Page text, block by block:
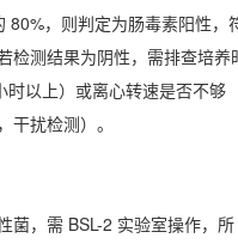
80%，则判定为肠毒素阳性，
检测结果为阴性，需排查培养
以上）或离心转速是否不够
干扰检测）。
菌，需 BSL-2 实验室操作，所